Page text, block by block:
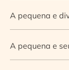
A pequena e
A pequena e